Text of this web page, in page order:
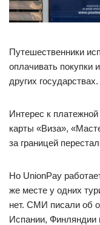
Путешественники
оплачивать покупки
других государствах.
Интерес к платежной
карты «Виза»,
за границей
Но UnionPay
же месте у одних
нет. СМИ писали об
Испании, Финляндии